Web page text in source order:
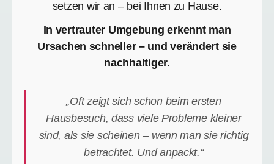
setzen wir an – bei Ihnen zu Hause.
In vertrauter Umgebung erkennt man
Ursachen schneller – und verändert sie
nachhaltiger.
„Oft zeigt sich schon beim ersten
Hausbesuch, dass viele Probleme kleiner
sind, als sie scheinen – wenn man sie richtig
betrachtet. Und anpackt.“